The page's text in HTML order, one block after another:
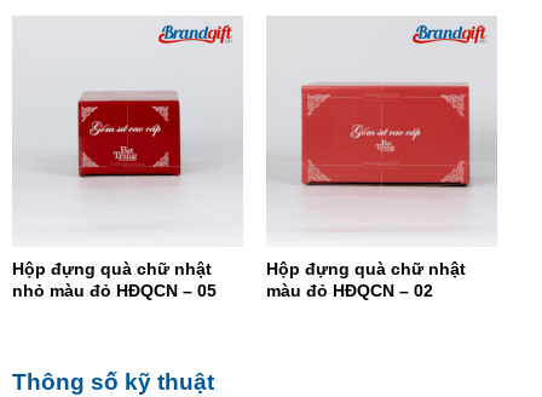
Hộp đựng quà chữ nhật
nhỏ màu đỏ HĐQCN – 05
Hộp đựng quà chữ nhật
màu đỏ HĐQCN – 02
Thông số kỹ thuật